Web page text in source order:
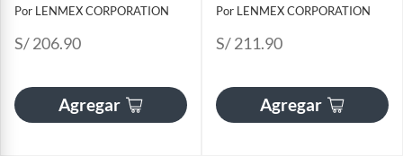
Por LENMEX CORPORATION
S/ 206.90
Agregar
Por LENMEX CORPORATION
S/ 211.90
Agregar